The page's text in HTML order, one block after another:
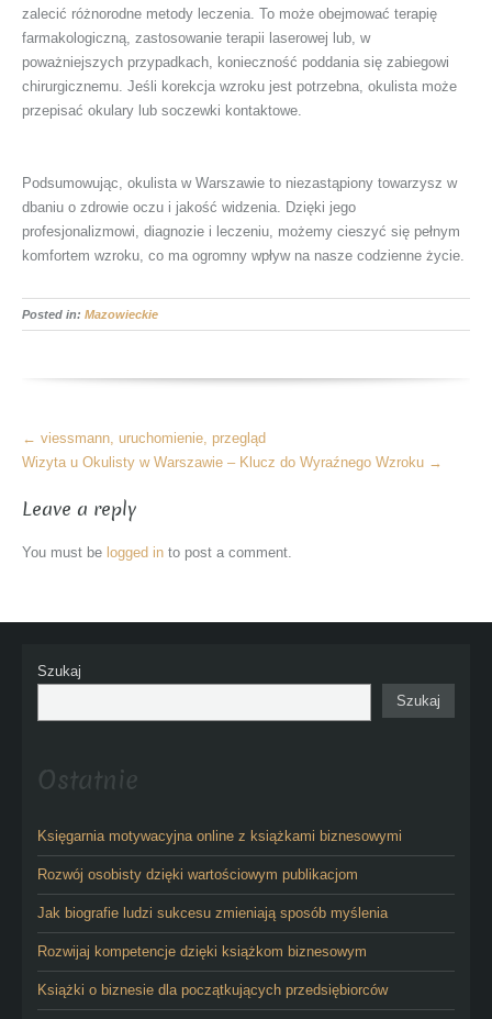
zalecić różnorodne metody leczenia. To może obejmować terapię
farmakologiczną, zastosowanie terapii laserowej lub, w
poważniejszych przypadkach, konieczność poddania się zabiegowi
chirurgicznemu. Jeśli korekcja wzroku jest potrzebna, okulista może
przepisać okulary lub soczewki kontaktowe.
Podsumowując, okulista w Warszawie to niezastąpiony towarzysz w
dbaniu o zdrowie oczu i jakość widzenia. Dzięki jego
profesjonalizmowi, diagnozie i leczeniu, możemy cieszyć się pełnym
komfortem wzroku, co ma ogromny wpływ na nasze codzienne życie.
Posted in: Mazowieckie
More
Articles
← viessmann, uruchomienie, przegląd
Wizyta u Okulisty w Warszawie – Klucz do Wyraźnego Wzroku →
Leave a reply
You must be logged in to post a comment.
Szukaj
Szukaj
Ostatnie
Księgarnia motywacyjna online z książkami biznesowymi
Rozwój osobisty dzięki wartościowym publikacjom
Jak biografie ludzi sukcesu zmieniają sposób myślenia
Rozwijaj kompetencje dzięki książkom biznesowym
Książki o biznesie dla początkujących przedsiębiorców